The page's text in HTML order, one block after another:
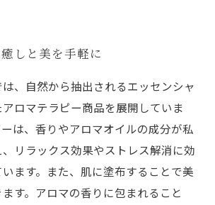
しと美を手軽に
、自然から抽出されるエッセンシャ
ロマテラピー商品を展開していま
は、香りやアロマオイルの成分が私
リラックス効果やストレス解消に効
ます。また、肌に塗布することで美
す。アロマの香りに包まれること